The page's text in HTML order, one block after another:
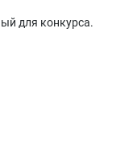
для конкурса.